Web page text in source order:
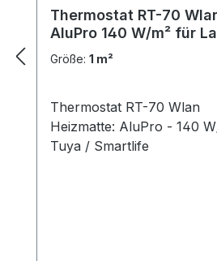
Thermostat RT-70
AluPro 140 W/m² für
Klickvinyl
Größe: 1 m²
Thermostat RT-70 Wlan
Heizmatte: AluPro - 140
Tuya / Smartlife